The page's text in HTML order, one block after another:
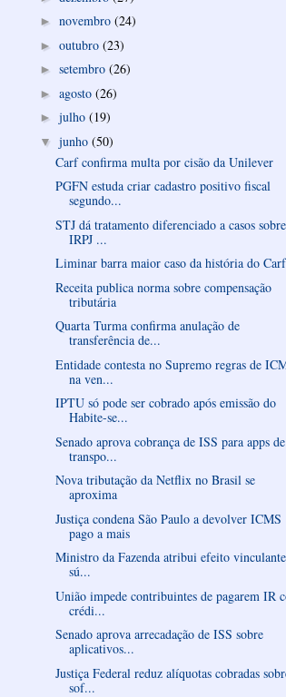
► novembro (24)
► outubro (23)
► setembro (26)
► agosto (26)
► julho (19)
▼ junho (50)
Carf confirma multa por cisão da Unilever
PGFN estuda criar cadastro positivo fiscal
segundo...
STJ dá tratamento diferenciado a casos sobre
IRPJ ...
Liminar barra maior caso da história do Carf
Receita publica norma sobre compensação
tributária
Quarta Turma confirma anulação de
transferência de...
Entidade contesta no Supremo regras de
na ven...
IPTU só pode ser cobrado após emissão do
Habite-se...
Senado aprova cobrança de ISS para apps de
transpo...
Nova tributação da Netflix no Brasil se
aproxima
Justiça condena São Paulo a devolver ICMS
pago a mais
Ministro da Fazenda atribui efeito
sú...
União impede contribuintes de pagarem IR
crédi...
Senado aprova arrecadação de ISS sobre
aplicativos...
Justiça Federal reduz alíquotas cobradas
sof...